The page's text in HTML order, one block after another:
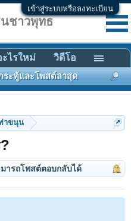
เข้าสู่ระบบหรือลงทะเบียน
าขนุน
ารถโพสต์ตอบกลับได้
ชาวพุทธ
ระทู้และโพสต์ล่าสุด
ะไรใหม่ วิดีโอ